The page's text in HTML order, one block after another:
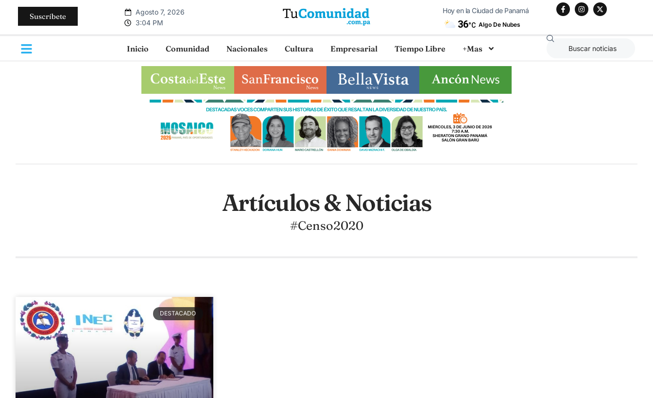
Suscríbete
Agosto 7, 2026
3:04 PM
Hoy en la Ciudad de Panamá
36°C Algo De Nubes
Inicio Comunidad Nacionales Cultura Empresarial Tiempo Libre +Mas
Artículos & Noticias
#Censo2020
DESTACADO